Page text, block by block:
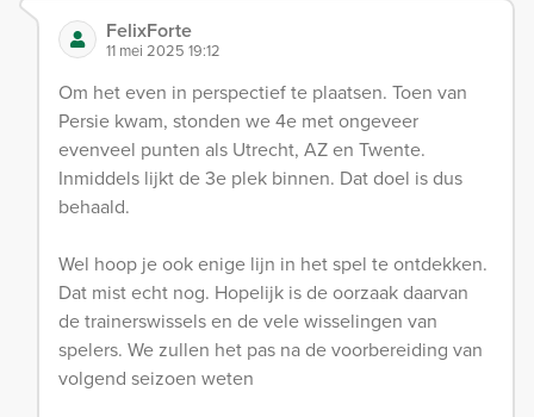
FelixForte
11 mei 2025 19:12
Om het even in perspectief te plaatsen. Toen van
Persie kwam, stonden we 4e met ongeveer
evenveel punten als Utrecht, AZ en Twente.
Inmiddels lijkt de 3e plek binnen. Dat doel is dus
behaald.
Wel hoop je ook enige lijn in het spel te ontdekken.
Dat mist echt nog. Hopelijk is de oorzaak daarvan
de trainerswissels en de vele wisselingen van
spelers. We zullen het pas na de voorbereiding van
volgend seizoen weten